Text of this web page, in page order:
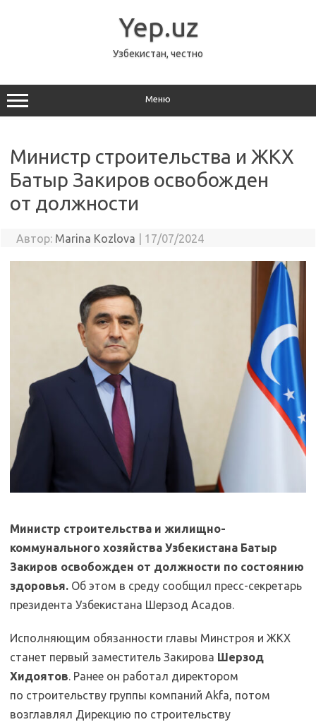
Yep.uz
Узбекистан, честно
Меню
Министр строительства и ЖКХ
Батыр Закиров освобожден
от должности
Автор: Marina Kozlova 17/07/2024
Министр строительства и жилищно-
коммунального хозяйства Узбекистана Батыр
Закиров освобожден от должности по состоянию
здоровья. Об этом в среду сообщил пресс-секретарь
президента Узбекистана Шерзод Асадов.
Исполняющим обязанности главы Минстроя и ЖКХ
станет первый заместитель Закирова Шерзод
Хидоятов. Ранее он работал директором
по строительству группы компаний Akfa, потом
возглавлял Дирекцию по строительству